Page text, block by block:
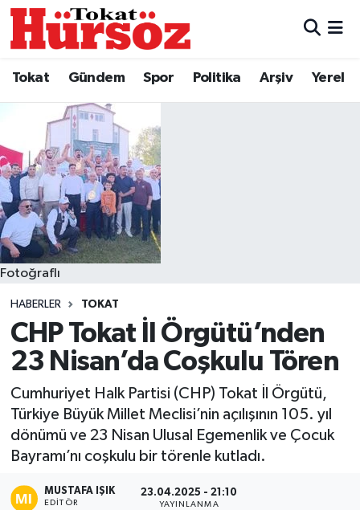
Tokat Gündem Spor Politika Arşiv Yerel
Fotoğraflı
HABERLER TOKAT
CHP Tokat İl Örgütü’nden
23 Nisan’da Coşkulu Tören
Cumhuriyet Halk Partisi (CHP) Tokat İl Örgütü,
Türkiye Büyük Millet Meclisi’nin açılışının 105. yıl
dönümü ve 23 Nisan Ulusal Egemenlik ve Çocuk
Bayramı’nı coşkulu bir törenle kutladı.
MUSTAFA IŞIK
EDITÖR
23.04.2025 - 21:10
YAYINLANMA
Türkiye Gündemi
Gündem
Asayiş
Spor
Politika
Tokat Spor
Eğitim
Ekonomi
Sağlık
Hava Durumu
Tokat Namaz Vakitleri
Trafik Durumu
Süper Lig Puan Durumu ve Fikstür
Tüm Manşetler
Son Dakika Haberleri
Haber Arşivi